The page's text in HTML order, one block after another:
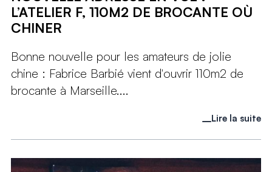
L’ATELIER F, 110M2 DE BROCANTE OÙ
CHINER
Bonne nouvelle pour les amateurs de jolie
chine : Fabrice Barbié vient d'ouvrir 110m2 de
brocante à Marseille....
Lire la suite